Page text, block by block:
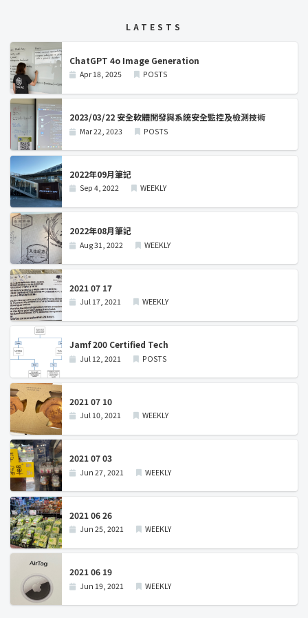
LATESTS
ChatGPT 4o Image Generation
Apr 18, 2025 POSTS
2023/03/22 安全軟體開發與系統安全監控及檢測技術
Mar 22, 2023 POSTS
2022年09月筆記
Sep 4, 2022 WEEKLY
2022年08月筆記
Aug 31, 2022 WEEKLY
2021 07 17
Jul 17, 2021 WEEKLY
Jamf 200 Certified Tech
Jul 12, 2021 POSTS
2021 07 10
Jul 10, 2021 WEEKLY
2021 07 03
Jun 27, 2021 WEEKLY
2021 06 26
Jun 25, 2021 WEEKLY
2021 06 19
Jun 19, 2021 WEEKLY